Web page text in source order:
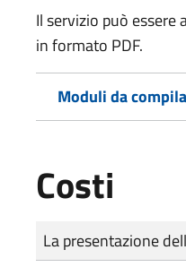
Il servizio può
in formato PDF.
Moduli da
Costi
Tipo di pagamento
Importo
La presentazione